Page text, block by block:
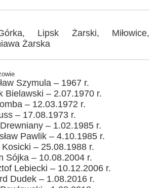
Lipsk Żarski, Miłowice,
Żarska
Szymula – 1967 r.
Bielawski – 2.07.1970 r.
– 12.03.1972 r.
– 17.08.1973 r.
– 1.02.1985 r.
Pawlik – 4.10.1985 r.
– 25.08.1988 r.
Sójka – 10.08.2004 r.
Lebiecki – 10.12.2006 r.
Dudek – 1.08.2016 r.